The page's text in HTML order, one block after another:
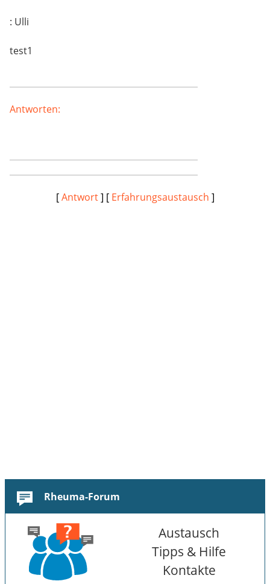
: Ulli
test1
Antworten:
[Antwort] [ Erfahrungsaustausch ]
Rheuma-Forum
Austausch
Tipps & Hilfe
Kontakte